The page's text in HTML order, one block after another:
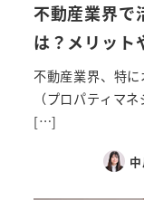
不動産業界で
は？メリット
不動産業界、特
（プロパティマ
[…]